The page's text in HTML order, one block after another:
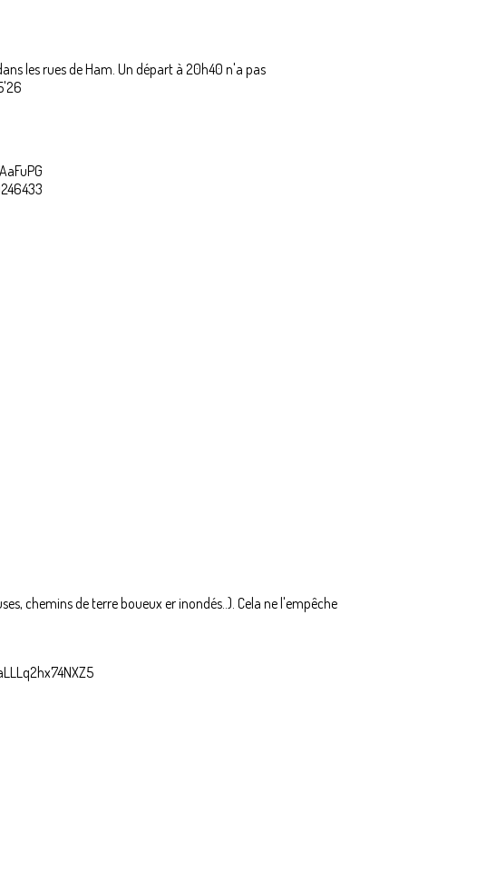
les rues de Ham. Un départ à 20h40 n'a pas
chemins de terre boueux er inondés..). Cela ne l'empêche